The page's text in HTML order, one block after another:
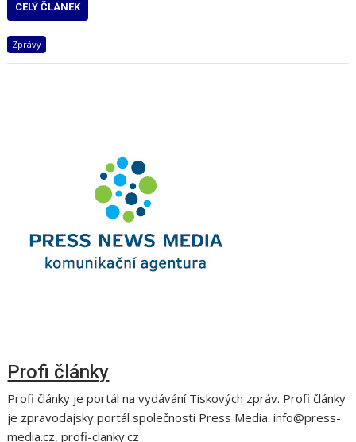
CELÝ ČLÁNEK
Zprávy
Profi články
Profi články je portál na vydávání Tiskových zpráv. Profi články
je zpravodajsky portál společnosti Press Media. info@press-
media.cz, profi-clanky.cz